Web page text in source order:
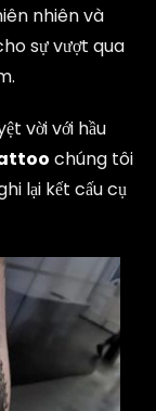
nhiên và
sự vượt qua
vời với hầu
chúng tôi
lại kết cấu cụ